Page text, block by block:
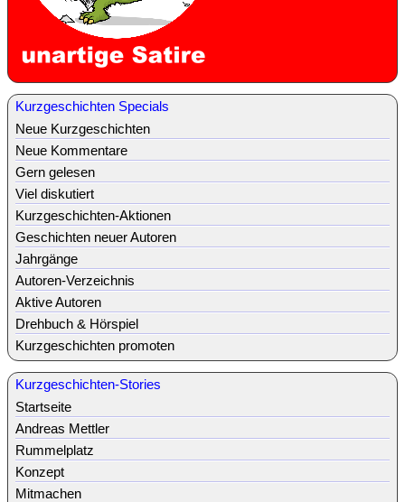
Kurzgeschichten Specials
Neue Kurzgeschichten
Neue Kommentare
Gern gelesen
Viel diskutiert
Kurzgeschichten-Aktionen
Geschichten neuer Autoren
Jahrgänge
Autoren-Verzeichnis
Aktive Autoren
Drehbuch & Hörspiel
Kurzgeschichten promoten
Kurzgeschichten-Stories
Startseite
Andreas Mettler
Rummelplatz
Konzept
Mitmachen